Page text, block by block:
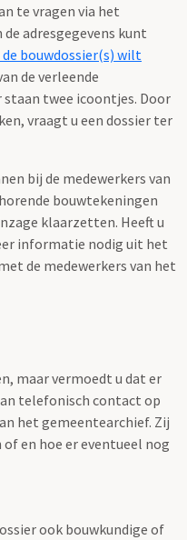
te vragen via het
adresgegevens kunt
bouwdossier(s) wilt
de verleende
staan twee icoontjes. Door
vraagt u een dossier ter
bij de medewerkers van
bouwtekeningen
klaarzetten. Heeft u
informatie nodig uit het
de medewerkers van het
maar vermoedt u dat er
telefonisch contact op
het gemeentearchief. Zij
en hoe er eventueel nog
ook bouwkundige of